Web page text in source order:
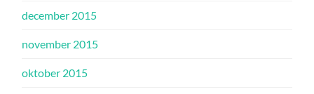
december 2015
november 2015
oktober 2015